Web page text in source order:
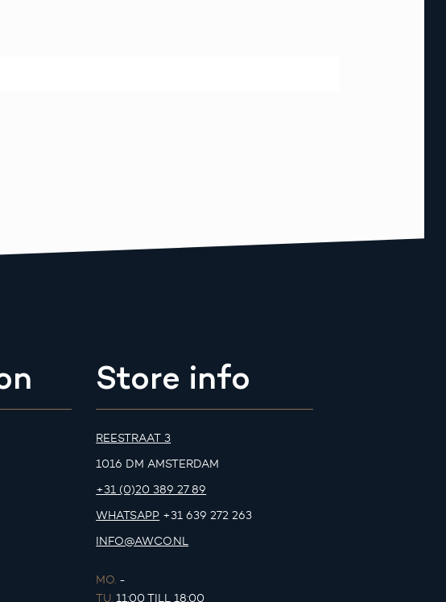
Store info
REESTRAAT 3
1016 DM AMSTERDAM
+31 (0)20 389 27 89
WHATSAPP +31 639 272 263
INFO@AWCO.NL
MO. -
TU. 11:00 TILL 18:00